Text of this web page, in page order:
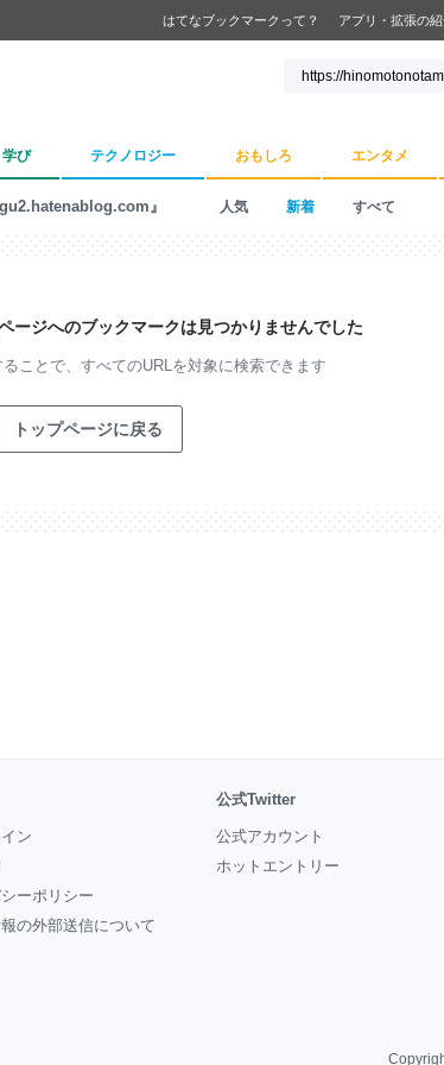
はてなブックマークって？ アプリ・拡張の
学び テクノロジー おもしろ エンタメ
』 人気 新着 すべて
ージへのブックマークは見つかりませんでした
ことで、 すべてのURLを対象に検索できます
トップページに戻る
ン
ーポリシー
の外部送信について
公式Twitter
公式アカウント
ホットエントリー